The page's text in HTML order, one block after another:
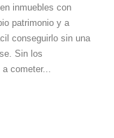
inmuebles con
patrimonio y a
conseguirlo sin una
Sin los
cometer...